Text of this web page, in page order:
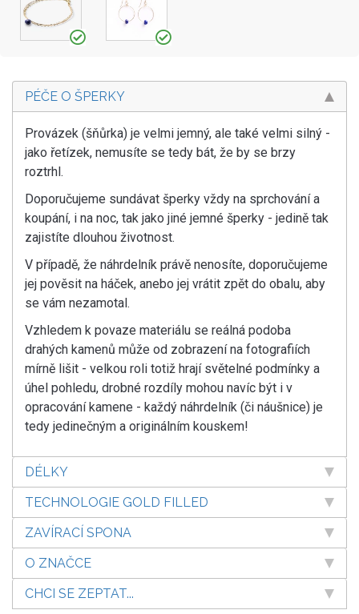
PÉČE O ŠPERKY
Provázek (šňůrka) je velmi jemný, ale také velmi silný -
jako řetízek, nemusíte se tedy bát, že by se brzy
roztrhl.
Doporučujeme sundávat šperky vždy na sprchování a
koupání, i na noc, tak jako jiné jemné šperky - jedině tak
zajistíte dlouhou životnost.
V případě, že náhrdelník právě nenosíte, doporučujeme
jej pověsit na háček, anebo jej vrátit zpět do obalu, aby
se vám nezamotal.
Vzhledem k povaze materiálu se reálná podoba
drahých kamenů může od zobrazení na fotografiích
mírně lišit - velkou roli totiž hrají světelné podmínky a
úhel pohledu, drobné rozdíly mohou navíc být i v
opracování kamene - každý náhrdelník (či náušnice) je
tedy jedinečným a originálním kouskem!
DÉLKY
TECHNOLOGIE GOLD FILLED
ZAVÍRACÍ SPONA
O ZNAČCE
CHCI SE ZEPTAT...